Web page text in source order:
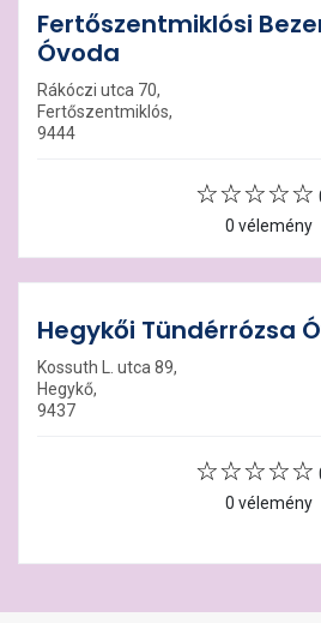
Fertőszentmiklósi
Óvoda
Rákóczi utca 70,
Fertőszentmiklós,
9444
0 vélemény
Hegykői Tündérrózsa
Kossuth L. utca 89,
Hegykő,
9437
0 vélemény